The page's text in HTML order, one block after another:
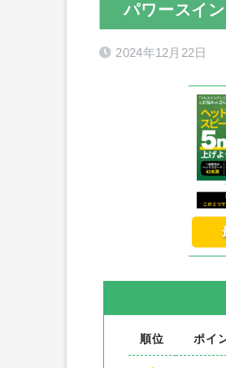
パワースイ
2024年12月22日
順位 ポイ